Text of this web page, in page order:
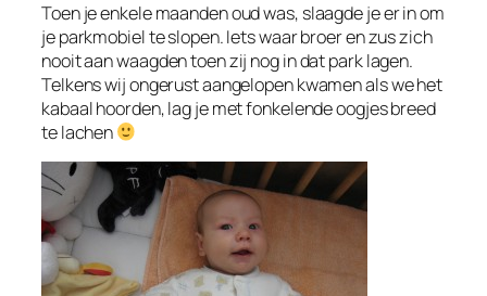
Toen je enkele maanden oud was, slaagde je er in om
je parkmobiel te slopen. Iets waar broer en zus zich
nooit aan waagden toen zij nog in dat park lagen.
Telkens wij ongerust aangelopen kwamen als we het
kabaal hoorden, lag je met fonkelende oogjes breed
te lachen